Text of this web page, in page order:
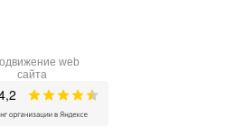
web
сайта